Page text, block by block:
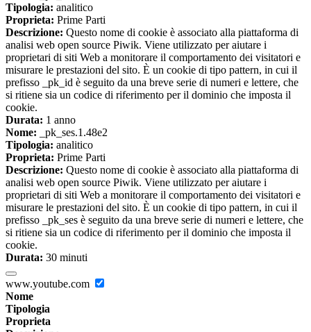
Tipologia: analitico
Proprieta: Prime Parti
Descrizione: Questo nome di cookie è associato alla piattaforma di
analisi web open source Piwik. Viene utilizzato per aiutare i
proprietari di siti Web a monitorare il comportamento dei visitatori e
misurare le prestazioni del sito. È un cookie di tipo pattern, in cui il
prefisso _pk_id è seguito da una breve serie di numeri e lettere, che
si ritiene sia un codice di riferimento per il dominio che imposta il
cookie.
Durata: 1 anno
Nome: _pk_ses.1.48e2
Tipologia: analitico
Proprieta: Prime Parti
Descrizione: Questo nome di cookie è associato alla piattaforma di
analisi web open source Piwik. Viene utilizzato per aiutare i
proprietari di siti Web a monitorare il comportamento dei visitatori e
misurare le prestazioni del sito. È un cookie di tipo pattern, in cui il
prefisso _pk_ses è seguito da una breve serie di numeri e lettere, che
si ritiene sia un codice di riferimento per il dominio che imposta il
cookie.
Durata: 30 minuti
www.youtube.com
Nome
Tipologia
Proprieta